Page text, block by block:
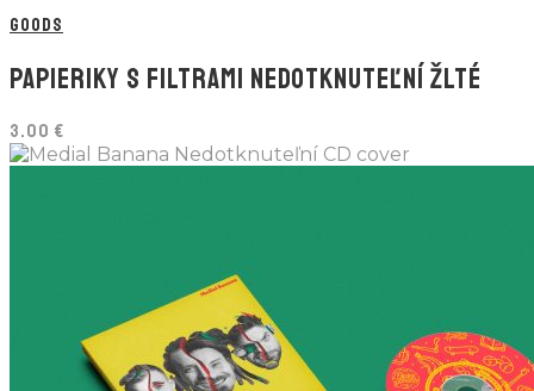
GOODS
PAPIERIKY S FILTRAMI NEDOTKNUTEĽNÍ ŽLTÉ
3.00 €